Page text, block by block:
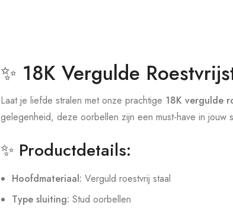
✨ 18K Vergulde
Laat je liefde stralen met onze prachtige 18K vergulde
gelegenheid, deze oorbellen zijn een must-have in jouw
✨ Productdetails:
Hoofdmateriaal: Verguld roestvrij staal
Type sluiting: Stud oorbellen